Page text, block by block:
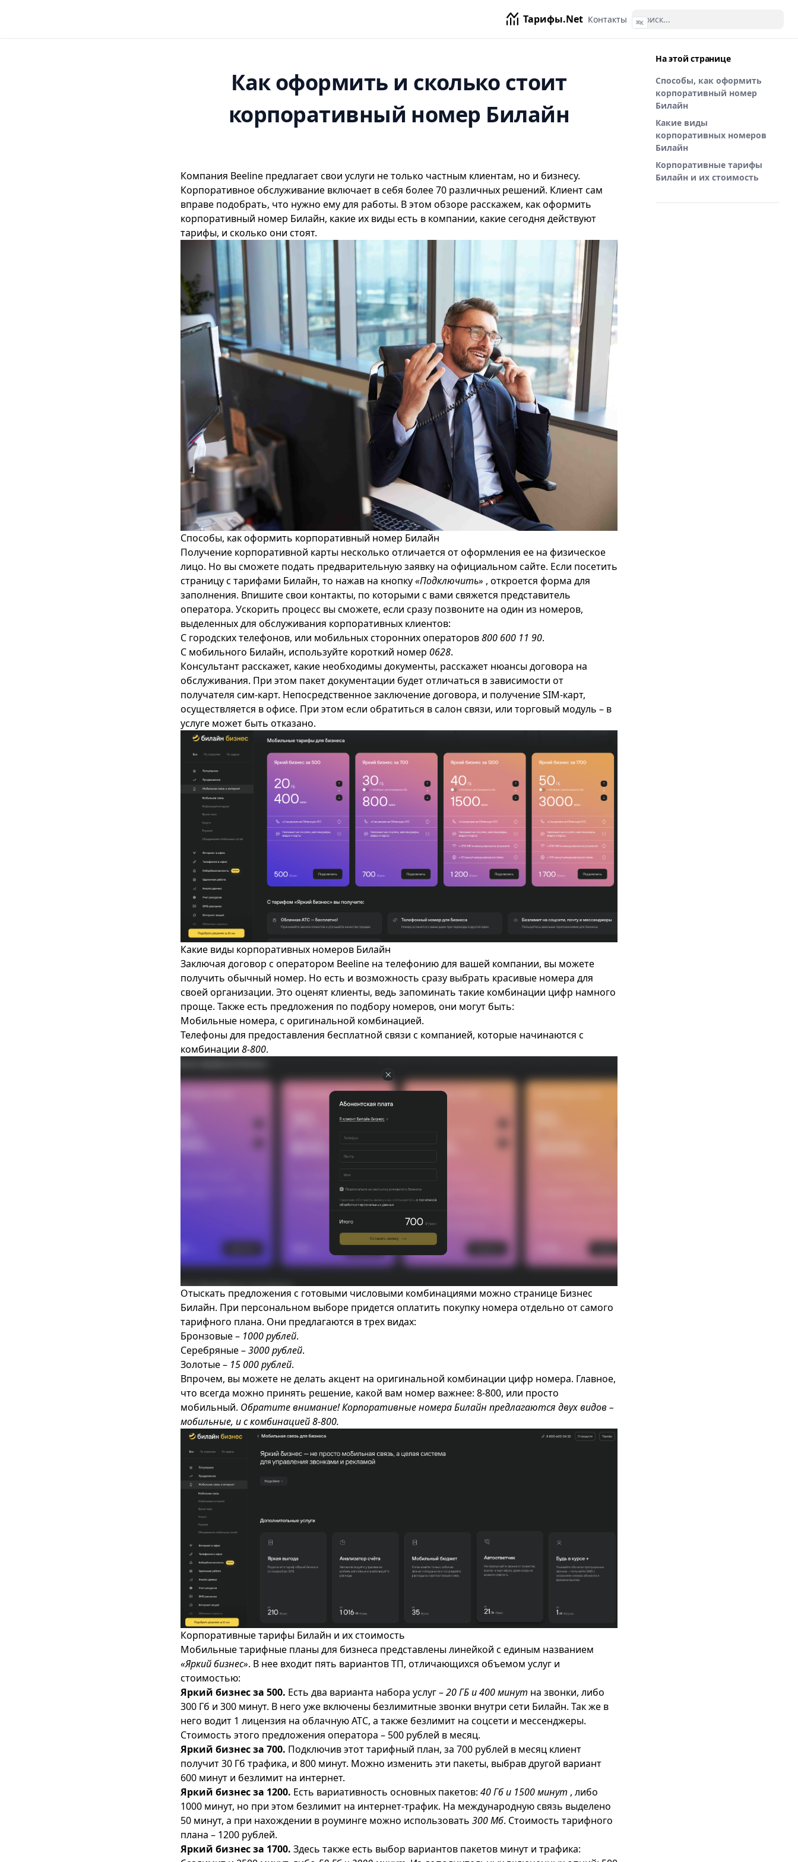
Тарифы.Net Контакты ⌘K
На этой странице
Способы, как оформить
корпоративный номер
Билайн
Какие виды
корпоративных номеров
Билайн
Корпоративные тарифы
Билайн и их стоимость
Как оформить и сколько стоит
корпоративный номер Билайн
Компания Beeline предлагает свои услуги не только частным клиентам, но и бизнесу.
Корпоративное обслуживание включает в себя более 70 различных решений. Клиент сам
вправе подобрать, что нужно ему для работы. В этом обзоре расскажем, как оформить
корпоративный номер Билайн, какие их виды есть в компании, какие сегодня действуют
тарифы, и сколько они стоят.
Способы, как оформить корпоративный номер Билайн
Получение корпоративной карты несколько отличается от оформления ее на физическое
лицо. Но вы сможете подать предварительную заявку на официальном сайте. Если посетить
страницу с тарифами Билайн, то нажав на кнопку«Подключить» , откроется форма для
заполнения. Впишите свои контакты, по которыми с вами свяжется представитель
оператора. Ускорить процесс вы сможете, если сразу позвоните на один из номеров,
выделенных для обслуживания корпоративных клиентов:
С городских телефонов, или мобильных сторонних операторов800 600 11 90.
С мобильного Билайн, используйте короткий номер 0628.
Консультант расскажет, какие необходимы документы, расскажет нюансы договора на
обслуживания. При этом пакет документации будет отличаться в зависимости от
получателя сим-карт. Непосредственное заключение договора, и получение SIM-карт,
осуществляется в офисе. При этом если обратиться в салон связи, или торговый модуль – в
услуге может быть отказано.
Какие виды корпоративных номеров Билайн
Заключая договор с оператором Beeline на телефонию для вашей компании, вы можете
получить обычный номер. Но есть и возможность сразу выбрать красивые номера для
своей организации. Это оценят клиенты, ведь запоминать такие комбинации цифр намного
проще. Также есть предложения по подбору номеров, они могут быть:
Мобильные номера, с оригинальной комбинацией.
Телефоны для предоставления бесплатной связи с компанией, которые начинаются с
комбинации 8-800.
Отыскать предложения с готовыми числовыми комбинациями можно странице Бизнес
Билайн. При персональном выборе придется оплатить покупку номера отдельно от самого
тарифного плана. Они предлагаются в трех видах:
Бронзовые – 1000 рублей.
Серебряные –3000 рублей.
Золотые – 15 000 рублей.
Впрочем, вы можете не делать акцент на оригинальной комбинации цифр номера. Главное,
что всегда можно принять решение, какой вам номер важнее: 8-800, или просто
мобильный. Обратите внимание! Корпоративные номера Билайн предлагаются двух видов –
мобильные, и с комбинацией 8-800.
Корпоративные тарифы Билайн и их стоимость
Мобильные тарифные планы для бизнеса представлены линейкой с единым названием
«Яркий бизнес». В нее входит пять вариантов ТП, отличающихся объемом услуг и
стоимостью:
Яркий бизнес за 500. Есть два варианта набора услуг –20 ГБ и 400 минут на звонки, либо
300 Гб и 300 минут. В него уже включены безлимитные звонки внутри сети Билайн. Так же в
него водит 1 лицензия на облачную АТС, а также безлимит на соцсети и мессенджеры.
Стоимость этого предложения оператора – 500 рублей в месяц.
Яркий бизнес за 700. Подключив этот тарифный план, за 700 рублей в месяц клиент
получит 30 Гб трафика, и 800 минут. Можно изменить эти пакеты, выбрав другой вариант
600 минут и безлимит на интернет.
Яркий бизнес за 1200. Есть вариативность основных пакетов: 40 Гб и 1500 минут , либо
1000 минут, но при этом безлимит на интернет-трафик. На международную связь выделено
50 минут, а при нахождении в роуминге можно использовать 300 Мб. Стоимость тарифного
плана – 1200 рублей.
Яркий бизнес за 1700. Здесь также есть выбор вариантов пакетов минут и трафика: